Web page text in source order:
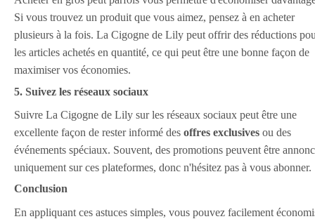
Si vous trouvez un produit que vous aimez, pensez à en acheter
plusieurs à la fois. La Cigogne de Lily peut offrir des réductions
les articles achetés en quantité, ce qui peut être une bonne façon de
maximiser vos économies.
5. Suivez les réseaux sociaux
Suivre La Cigogne de Lily sur les réseaux sociaux peut être une
excellente façon de rester informé des offres exclusives ou des
événements spéciaux. Souvent, des promotions peuvent être
uniquement sur ces plateformes, donc n'hésitez pas à vous abonner.
Conclusion
En appliquant ces astuces simples, vous pouvez facilement